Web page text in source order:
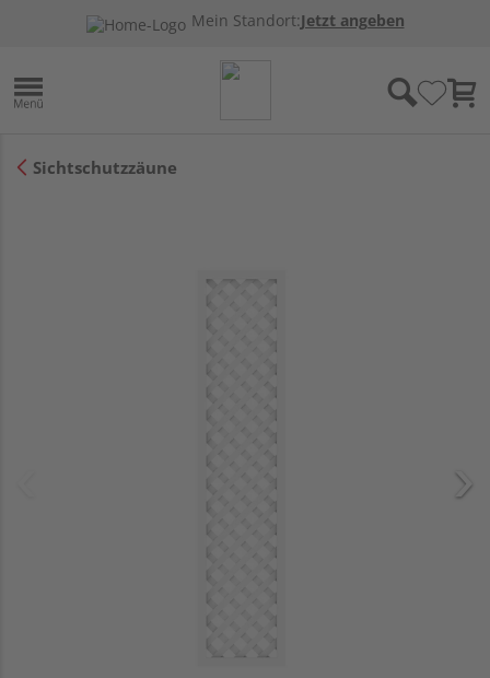
Mein Standort:Jetzt angeben
Sichtschutzzäune